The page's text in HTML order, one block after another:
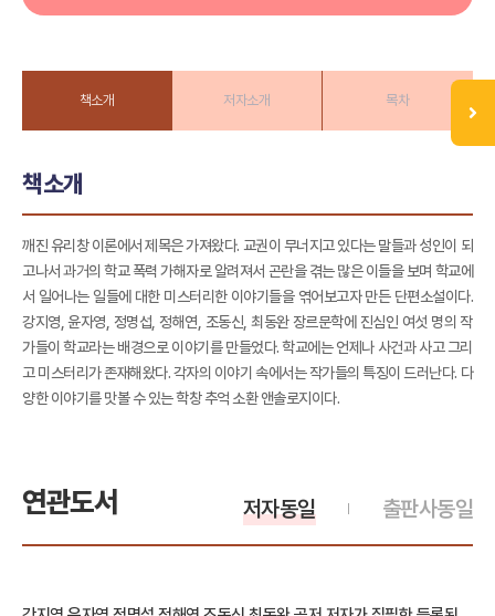
책소개 저자소개 목차
책소개
깨진 유리창 이론에서 제목은 가져왔다. 교권이 무너지고 있다는 말들과 성인이 되
고나서 과거의 학교 폭력 가해자로 알려져서 곤란을 겪는 많은 이들을 보며 학교에
서 일어나는 일들에 대한 미스터리한 이야기들을 엮어보고자 만든 단편소설이다.
강지영, 윤자영, 정명섭, 정해연, 조동신, 최동완 장르문학에 진심인 여섯 명의 작
가들이 학교라는 배경으로 이야기를 만들었다. 학교에는 언제나 사건과 사고 그리
고 미스터리가 존재해왔다. 각자의 이야기 속에서는 작가들의 특징이 드러난다. 다
양한 이야기를 맛볼 수 있는 학창 추억 소환 앤솔로지이다.
연관도서 출판사동일
저자동일